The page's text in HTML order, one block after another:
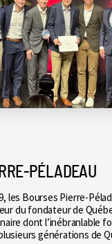
PÉLADEAU
les Bourses Pierre-
du fondateur de
dont l’inébranlable
générations de